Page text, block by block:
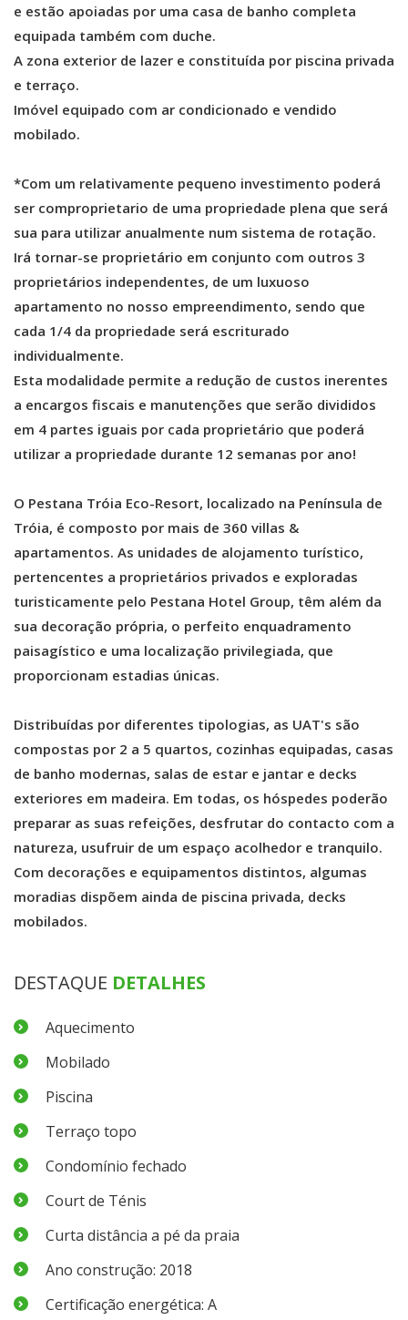
e estão apoiadas por uma casa de banho completa
equipada também com duche.
A zona exterior de lazer e constituída por piscina privada
e terraço.
Imóvel equipado com ar condicionado e vendido
mobilado.
*Com um relativamente pequeno investimento poderá
ser comproprietario de uma propriedade plena que será
sua para utilizar anualmente num sistema de rotação.
Irá tornar-se proprietário em conjunto com outros 3
proprietários independentes, de um luxuoso
apartamento no nosso empreendimento, sendo que
cada 1/4 da propriedade será escriturado
individualmente.
Esta modalidade permite a redução de custos inerentes
a encargos fiscais e manutenções que serão divididos
em 4 partes iguais por cada proprietário que poderá
utilizar a propriedade durante 12 semanas por ano!
O Pestana Tróia Eco-Resort, localizado na Península de
Tróia, é composto por mais de 360 villas &
apartamentos. As unidades de alojamento turístico,
pertencentes a proprietários privados e exploradas
turisticamente pelo Pestana Hotel Group, têm além da
sua decoração própria, o perfeito enquadramento
paisagístico e uma localização privilegiada, que
proporcionam estadias únicas.
Distribuídas por diferentes tipologias, as UAT's são
compostas por 2 a 5 quartos, cozinhas equipadas, casas
de banho modernas, salas de estar e jantar e decks
exteriores em madeira. Em todas, os hóspedes poderão
preparar as suas refeições, desfrutar do contacto com a
natureza, usufruir de um espaço acolhedor e tranquilo.
Com decorações e equipamentos distintos, algumas
moradias dispõem ainda de piscina privada, decks
mobilados.
DESTAQUE DETALHES
Aquecimento
Mobilado
Piscina
Terraço topo
Condomínio fechado
Court de Ténis
Curta distância a pé da praia
Ano construção: 2018
Certificação energética: A